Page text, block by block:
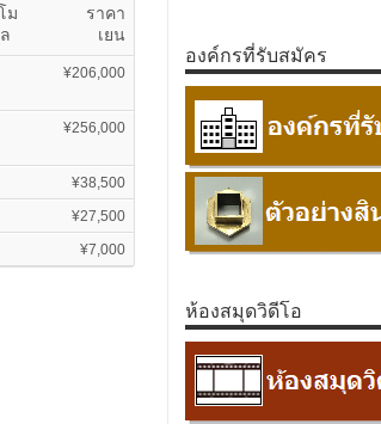
ม
ราคา
เยน
¥206,000
¥256,000
¥38,500
¥27,500
¥7,000
องค์กรที่รับสมัคร
ห้องสมุดวิดีโอ